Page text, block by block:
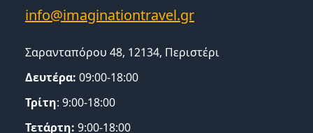
Σαρανταπόρου 48, 12134, Περιστέρι
Δευτέρα: 09:00-18:00
Τρίτη: 9:00-18:00
Τετάρτη: 9:00-18:00